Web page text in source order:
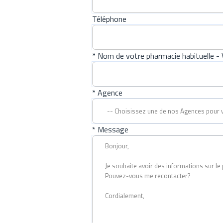
Téléphone
* Nom de votre pharmacie habituelle -
* Agence
* Message